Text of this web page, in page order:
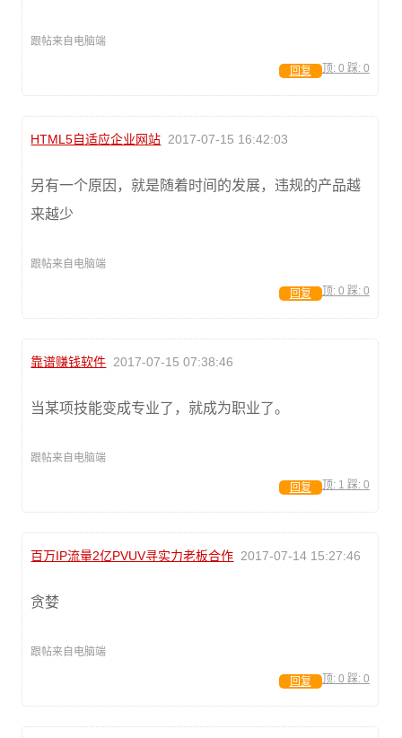
跟帖来自电脑端
顶: 0 踩: 0
回复
HTML5自适应企业网站 2017-07-15 16:42:03
另有一个原因，就是随着时间的发展，违规的产品越
来越少
跟帖来自电脑端
顶: 0 踩: 0
回复
靠谱赚钱软件 2017-07-15 07:38:46
当某项技能变成专业了，就成为职业了。
跟帖来自电脑端
顶: 1 踩: 0
回复
百万IP流量2亿PVUV寻实力老板合作 2017-07-14 15:27:46
贪婪
跟帖来自电脑端
顶: 0 踩: 0
回复